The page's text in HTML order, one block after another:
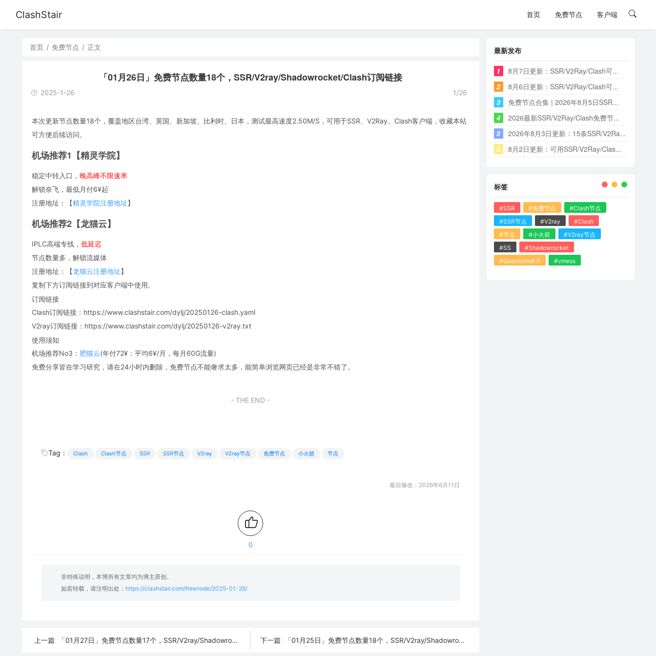
ClashStair 首页 免费节点 客户端
首页 / 免费节点 / 正文
「01月26日」免费节点数量18个，SSR/V2ray/Shadowrocket/Clash订阅链接
2025-1-26 1/26
本次更新节点数量18个，覆盖地区台湾、英国、新加坡、比利时、日本，测试最高速度2.50M/S，可用于SSR、V2Ray、Clash客户端，收藏本站
可方便后续访问。
机场推荐1【精灵学院】
稳定中转入口， 晚高峰不限速率
解锁奈飞，最低月付6¥起
注册地址：【精灵学院注册地址】
机场推荐2【龙猫云】
IPLC高端专线， 低延迟
节点数量多，解锁流媒体
注册地址：【龙猫云注册地址】
复制下方订阅链接到对应客户端中使用。
订阅链接
Clash订阅链接：https://www.clashstair.com/dylj/20250126-clash.yaml
V2ray订阅链接：https://www.clashstair.com/dylj/20250126-v2ray.txt
使用须知
机场推荐No3： 肥猫云(年付72¥：平均6¥/月，每月60G流量)
免费分享皆在学习研究，请在24小时内删除，免费节点不能奢求太多，能简单浏览网页已经是非常不错了。
- THE END -
Tag： Clash Clash节点 SSR SSR节点 V2ray V2ray节点 免费节点 小火箭 节点
最后修改：2026年6月11日
0
非特殊说明，本博所有文章均为博主原创。
如若转载，请注明出处： https://clashstair.com/freenode/2025-01-26/
上一篇: 「01月27日」免费节点数量17个，SSR/V2ray/Shadowrocket/Clash订阅链接 下一篇: 「01月25日」免费节点数量18个，SSR/V2ray/Shadowrocket/Clash订阅链接
最新发布
1
8月7日更新：SSR/V2Ray/Clash可...
2
8月6日更新：SSR/V2Ray/Clash可...
3
免费节点合集 | 2026年8月5日SSR...
4
2026最新SSR/V2Ray/Clash免费节...
5
2026年8月3日更新：15条SSR/V2Ra...
6
8月2日更新：可用SSR/V2Ray/Clas...
标签
#SSR #免费节点
#Clash节点
#SSR节点
#V2ray
#Clash
#节点
#小火箭
#V2ray节点
#SS
#Shadowrocket
#Quantumult X
#vmess